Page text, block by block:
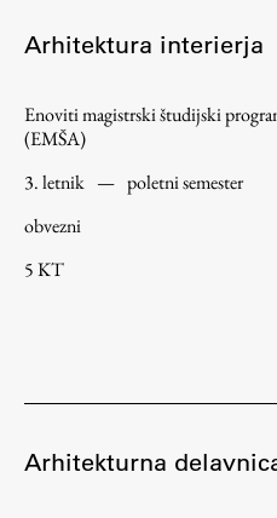
Intranet UL FA
Študij
Arhitektura interierja
Enoviti magistrski študijski
(EMŠA)
3. letnik — poletni semester
obvezni
5 KT
Arhitekturna